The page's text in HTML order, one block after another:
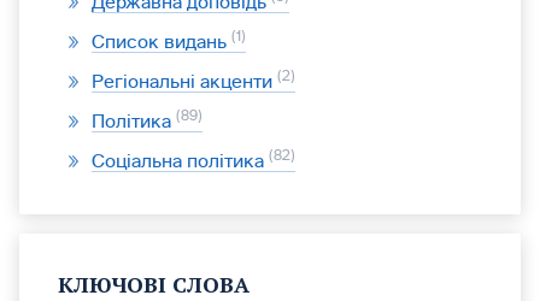
Список видань 1
Регіональні акценти 2
Політика 89
Соціальна політика 82
КЛЮЧОВІ СЛОВА